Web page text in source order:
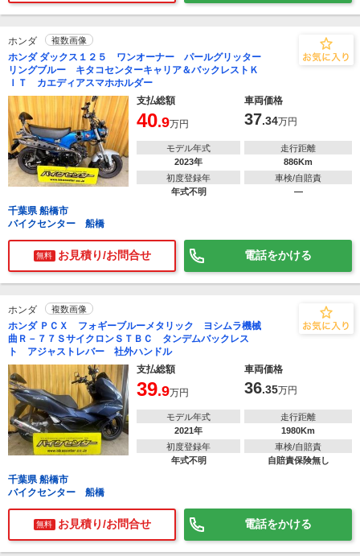
ホンダ 複数画像
ホンダ ダックス１２５ ワンオーナー パールグリッター
リングブルー キタコセンターキャリア＆バックレストＫ
ＩＴ カエディアスマホホルダー
支払総額
車両価格
40.9万円 37.34万円
モデル年式
2023年
走行距離
886Km
初度登録年
年式不明
車検/自賠責
―
千葉県 船橋市
バイクセンター 船橋
無料 お見積り/お問合せ 電話をかける
ホンダ 複数画像
ホンダ ＰＣＸ フォギーブルーメタリック ヨシムラ機械
曲Ｒ－７７ＳサイクロンＳＴＢＣ タンデムバックレス
ト アジャストレバー 社外ハンドル
支払総額
車両価格
39.9万円 36.35万円
モデル年式
2021年
走行距離
1980Km
初度登録年
年式不明
車検/自賠責
自賠責保険無し
千葉県 船橋市
バイクセンター 船橋
無料 お見積り/お問合せ 電話をかける